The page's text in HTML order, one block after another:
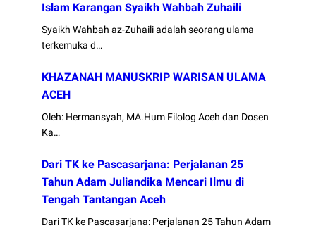
Islam Karangan Syaikh Wahbah Zuhaili
Syaikh Wahbah az-Zuhaili adalah seorang ulama
terkemuka d…
KHAZANAH MANUSKRIP WARISAN ULAMA
ACEH
Oleh: Hermansyah, MA.Hum Filolog Aceh dan Dosen
Ka…
Dari TK ke Pascasarjana: Perjalanan 25
Tahun Adam Juliandika Mencari Ilmu di
Tengah Tantangan Aceh
Dari TK ke Pascasarjana: Perjalanan 25 Tahun Adam